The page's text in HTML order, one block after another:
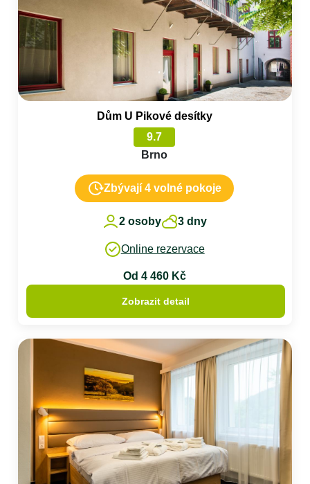
Dům U Pikové desítky
9.7
Brno
Zbývají 4 volné pokoje
2 osoby 3 dny
Online rezervace
Od 4 460 Kč
Zobrazit detail